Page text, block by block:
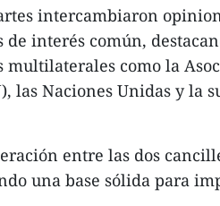
intercambiaron
interés común,
como la
las Naciones Unidas y la
entre las dos
una base sólida para